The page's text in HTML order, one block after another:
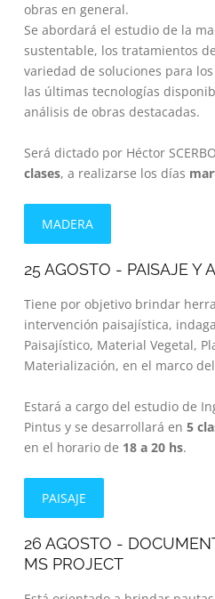
obras en general.
Se abordará el estudio de la
sustentable, los tratamientos
variedad de soluciones para
las últimas tecnologías
análisis de obras destacadas.
Será dictado por Héctor
clases, a realizarse los días
MADERA
25 AGOSTO - PAISAJE Y
Tiene por objetivo brindar
intervención paisajística,
Paisajístico, Material Vegetal,
Materialización, en el marco
Estará a cargo del estudio de
Pintus y se desarrollará en 5
en el horario de 18 a 20 hs.
PAISAJE
26 AGOSTO -
MS PROJECT